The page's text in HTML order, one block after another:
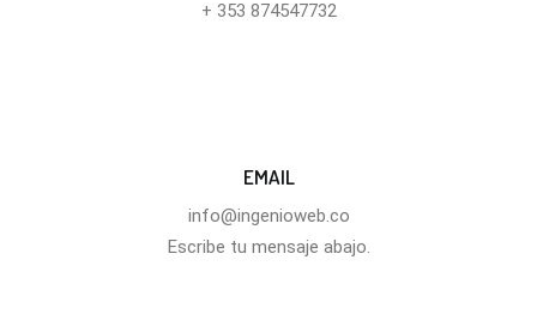
+ 353 874547732
EMAIL
info@ingenioweb.co
Escribe tu mensaje abajo.